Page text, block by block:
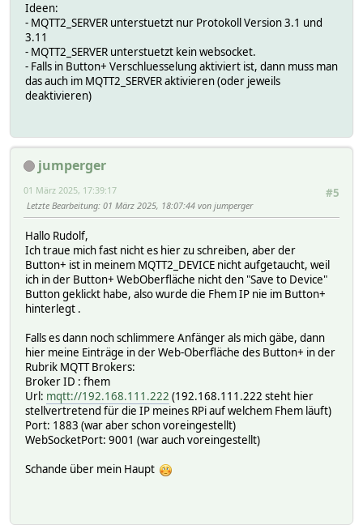
Ideen:
- MQTT2_SERVER unterstuetzt nur Protokoll Version 3.1 und
3.11
- MQTT2_SERVER unterstuetzt kein websocket.
- Falls in Button+ Verschluesselung aktiviert ist, dann muss man
das auch im MQTT2_SERVER aktivieren (oder jeweils
deaktivieren)
jumperger
#5
01 März 2025, 17:39:17
Letzte Bearbeitung: 01 März 2025, 18:07:44 von jumperger
Hallo Rudolf,
Ich traue mich fast nicht es hier zu schreiben, aber der
Button+ ist in meinem MQTT2_DEVICE nicht aufgetaucht, weil
ich in der Button+ WebOberfläche nicht den "Save to Device"
Button geklickt habe, also wurde die Fhem IP nie im Button+
hinterlegt .
Falls es dann noch schlimmere Anfänger als mich gäbe, dann
hier meine Einträge in der Web-Oberfläche des Button+ in der
Rubrik MQTT Brokers:
Broker ID : fhem
Url: mqtt://192.168.111.222 (192.168.111.222 steht hier
stellvertretend für die IP meines RPi auf welchem Fhem läuft)
Port: 1883 (war aber schon voreingestellt)
WebSocketPort: 9001 (war auch voreingestellt)
Schande über mein Haupt